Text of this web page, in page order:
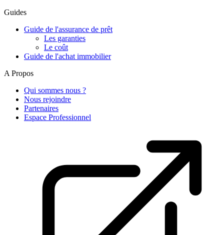
Guides
Guide de l'assurance de prêt
Les garanties
Le coût
Guide de l'achat immobilier
A Propos
Qui sommes nous ?
Nous rejoindre
Partenaires
Espace Professionnel